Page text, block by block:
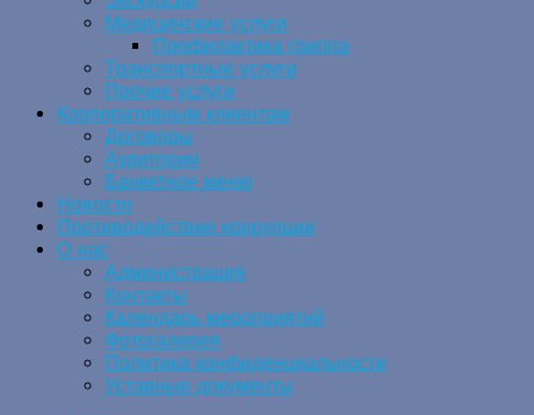
Медицинские услуги
Профилактика гриппа
Транспортные услуги
Прочие услуги
Корпоративным клиентам
Договоры
Аудитории
Банкетное меню
Новости
Противодействие коррупции
О нас
Администрация
Контакты
Календарь мероприятий
Фотогалерея
Политика конфиденциальности
Уставные документы